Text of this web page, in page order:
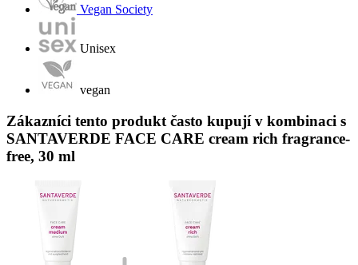
Vegan Society
Unisex
vegan
Zákazníci tento produkt často kupují v kombinaci s
SANTAVERDE FACE CARE cream rich fragrance-
free, 30 ml